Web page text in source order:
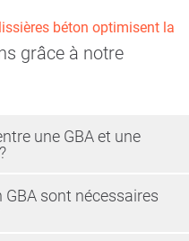
béton optimisent la
grâce à notre
une GBA et une
sont nécessaires